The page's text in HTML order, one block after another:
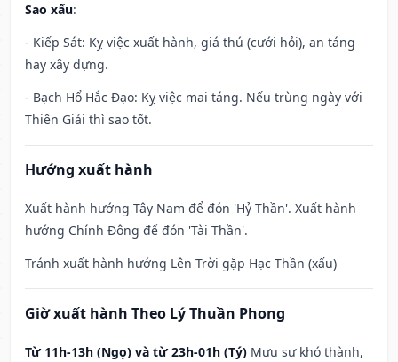
Sao xấu:
- Kiếp Sát: Kỵ việc xuất hành, giá thú (cưới hỏi), an táng
hay xây dựng.
- Bạch Hổ Hắc Đạo: Kỵ việc mai táng. Nếu trùng ngày với
Thiên Giải thì sao tốt.
Hướng xuất hành
Xuất hành hướng Tây Nam để đón 'Hỷ Thần'. Xuất hành
hướng Chính Đông để đón 'Tài Thần'.
Tránh xuất hành hướng Lên Trời gặp Hạc Thần (xấu)
Giờ xuất hành Theo Lý Thuần Phong
Từ 11h-13h (Ngọ) và từ 23h-01h (Tý) Mưu sự khó thành,